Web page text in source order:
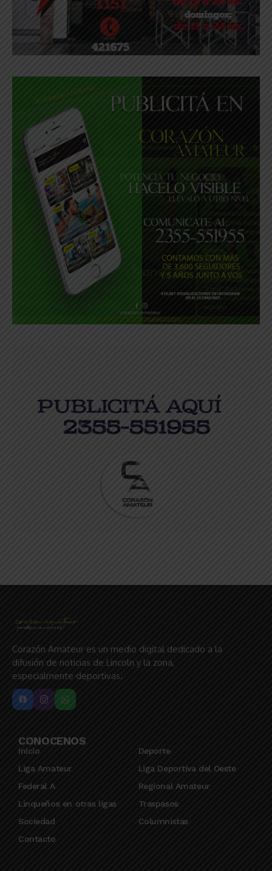
Corazón Amateur es un medio digital dedicado a la
difusión de noticias de Lincoln y la zona,
especialmente deportivas.
CONOCENOS
Inicio
Deporte
Liga Amateur
Liga Deportiva del Oeste
Federal A
Regional Amateur
Linqueños en otras ligas
Traspasos
Sociedad
Columnistas
Contacto